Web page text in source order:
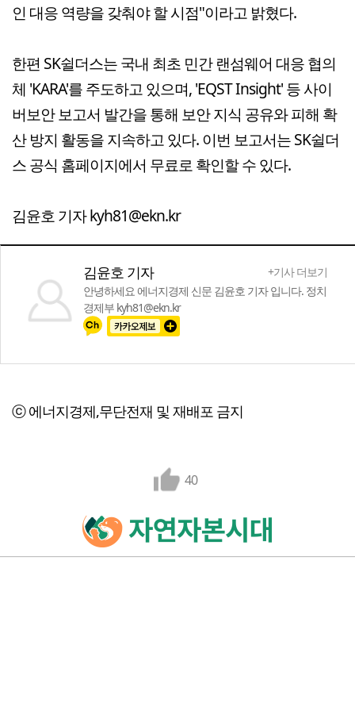
인 대응 역량을 갖춰야 할 시점"이라고 밝혔다.
한편 SK쉴더스는 국내 최초 민간 랜섬웨어 대응 협의
체 'KARA'를 주도하고 있으며, 'EQST Insight' 등 사이
버보안 보고서 발간을 통해 보안 지식 공유와 피해 확
산 방지 활동을 지속하고 있다. 이번 보고서는 SK쉴더
스 공식 홈페이지에서 무료로 확인할 수 있다.
김윤호 기자 kyh81@ekn.kr
김윤호 기자
+기사 더보기
안녕하세요 에너지경제 신문 김윤호 기자 입니다. 정치
경제부 kyh81@ekn.kr
ⓒ 에너지경제,무단전재 및 재배포 금지
40